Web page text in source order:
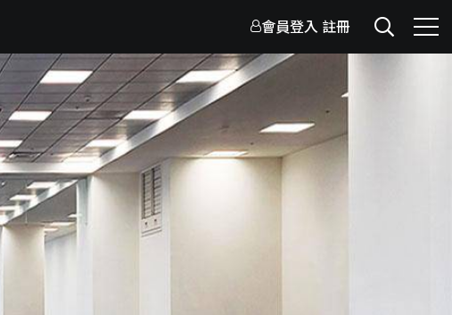
會員登入 註冊